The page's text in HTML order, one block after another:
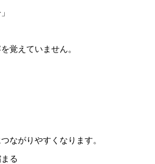
ド
覚えていません。
ながりやすくなります。
る